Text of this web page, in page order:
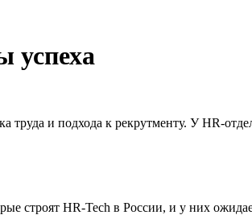
успеха
и подхода к рекрутменту. У HR-
строят HR-Tech в России, и у них